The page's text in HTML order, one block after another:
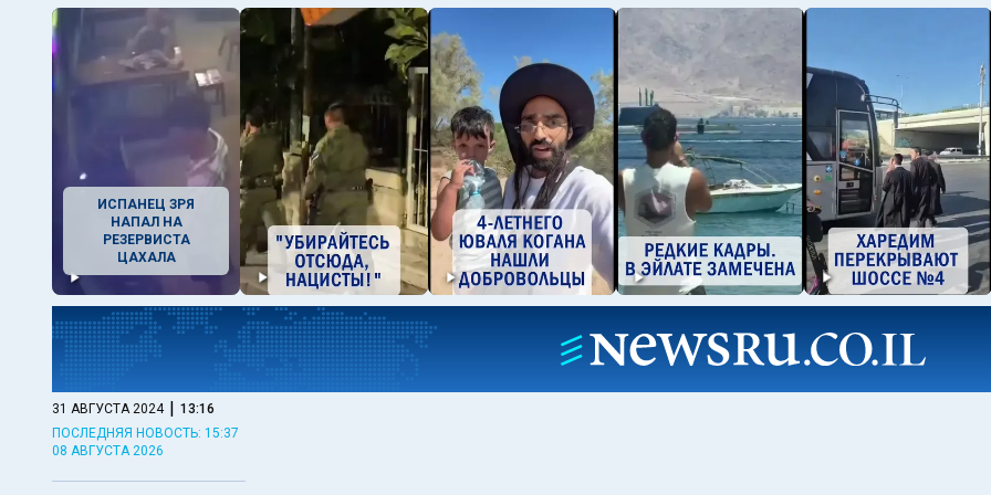
ИСПАНЕЦ ЗРЯ
НАПАЛ НА
РЕЗЕРВИСТА
ЦАХАЛА
31 АВГУСТА 2024 | 13:16
ПОСЛЕДНЯЯ НОВОСТЬ: 15:37
08 АВГУСТА 2026